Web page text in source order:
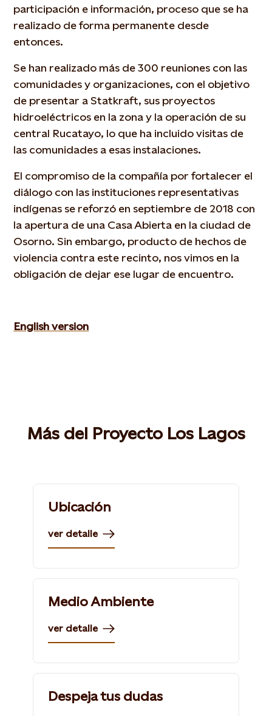
participación e información, proceso que se ha
realizado de forma permanente desde
entonces.
Se han realizado más de 300 reuniones con las
comunidades y organizaciones, con el objetivo
de presentar a Statkraft, sus proyectos
hidroeléctricos en la zona y la operación de su
central Rucatayo, lo que ha incluido visitas de
las comunidades a esas instalaciones.
El compromiso de la compañía por fortalecer el
diálogo con las instituciones representativas
indígenas se reforzó en septiembre de 2018 con
la apertura de una Casa Abierta en la ciudad de
Osorno. Sin embargo, producto de hechos de
violencia contra este recinto, nos vimos en la
obligación de dejar ese lugar de encuentro.
English version
Más del Proyecto Los Lagos
Ubicación
ver detalle
Medio Ambiente
ver detalle
Despeja tus dudas